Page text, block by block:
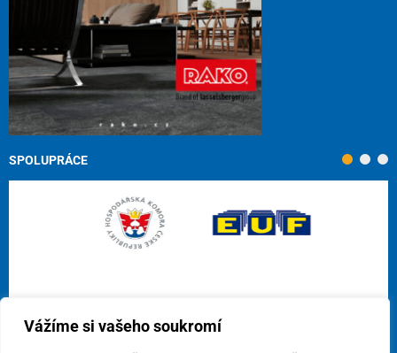
Vážíme si vašeho soukromí
SPOLUPRÁCE